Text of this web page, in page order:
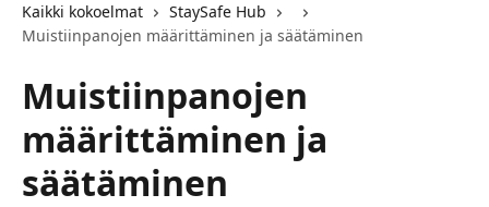
Kaikki kokoelmat
StaySafe Hub
Muistiinpanojen määrittäminen ja säätäminen
Muistiinpanojen
määrittäminen ja
säätäminen